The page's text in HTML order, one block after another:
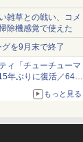
雑草との戦い、コメ
除機感覚で使えた
を9月末で終了
ィ「チューチューマ
年ぶりに復活／64bit
」も走り回
まで500円
もっと見る